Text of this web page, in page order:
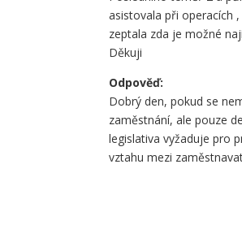
asistovala při operacích
zeptala zda je možné
Děkuji
Odpověď:
Dobrý den, pokud se
zaměstnání, ale pouze
legislativa vyžaduje pro
vztahu mezi